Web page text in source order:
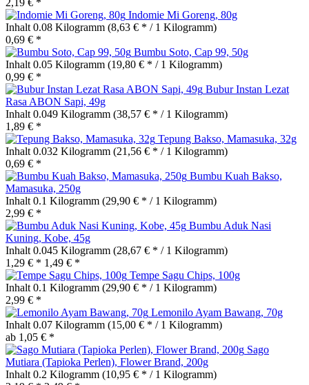
Indomie Mi Goreng, 80g
Inhalt 0.08 Kilogramm (8,63 € * / 1 Kilogramm)
0,69 € *
Bumbu Soto, Cap 99, 50g
Inhalt 0.05 Kilogramm (19,80 € * / 1 Kilogramm)
0,99 € *
Bubur Instan Lezat
Rasa ABON Sapi, 49g
Inhalt 0.049 Kilogramm (38,57 € * / 1 Kilogramm)
1,89 € *
Tepung Bakso, Mamasuka, 32g
Inhalt 0.032 Kilogramm (21,56 € * / 1 Kilogramm)
0,69 € *
Bumbu Kuah Bakso,
Mamasuka, 250g
Inhalt 0.1 Kilogramm (29,90 € * / 1 Kilogramm)
2,99 € *
Bumbu Aduk Nasi
Kuning, Kobe, 45g
Inhalt 0.045 Kilogramm (28,67 € * / 1 Kilogramm)
1,29 € * 1,49 € *
Tempe Sagu Chips, 100g
Inhalt 0.1 Kilogramm (29,90 € * / 1 Kilogramm)
2,99 € *
Lemonilo Ayam Bawang, 70g
Inhalt 0.07 Kilogramm (15,00 € * / 1 Kilogramm)
ab 1,05 € *
Sago
Mutiara (Tapioka Perlen), Flower Brand, 200g
Inhalt 0.2 Kilogramm (10,95 € * / 1 Kilogramm)